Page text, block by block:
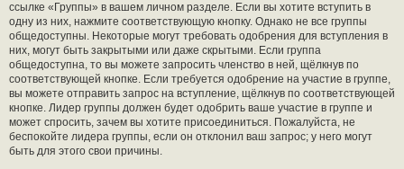
ссылке «Группы» в вашем личном разделе. Если вы хотите вступить в
одну из них, нажмите соответствующую кнопку. Однако не все группы
общедоступны. Некоторые могут требовать одобрения для вступления в
них, могут быть закрытыми или даже скрытыми. Если группа
общедоступна, то вы можете запросить членство в ней, щёлкнув по
соответствующей кнопке. Если требуется одобрение на участие в группе,
вы можете отправить запрос на вступление, щёлкнув по соответствующей
кнопке. Лидер группы должен будет одобрить ваше участие в группе и
может спросить, зачем вы хотите присоединиться. Пожалуйста, не
беспокойте лидера группы, если он отклонил ваш запрос; у него могут
быть для этого свои причины.